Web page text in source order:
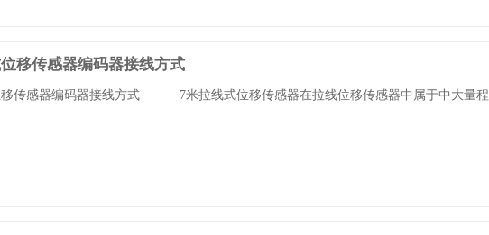
移传感器编码器接线方式
移传感器编码器接线方式 7米拉线式位移传感器在拉线位移传感器中属于中大量程